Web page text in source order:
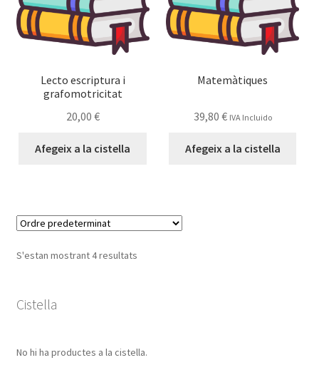
Lecto escriptura i
grafomotricitat
20,00 €
Afegeix a la cistella
Matemàtiques
39,80 € IVA Incluido
Afegeix a la cistella
S'estan mostrant 4 resultats
Cistella
No hi ha productes a la cistella.